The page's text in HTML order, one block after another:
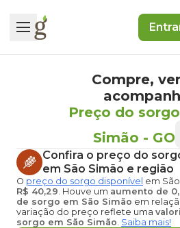
Compre,
Preço do
Simão - GO
Confira o preço do
em São Simão e região
O preço do sorgo disponível em
R$ 40,29. Houve um aumento de
de sorgo em São Simão em
variação do preço reflete uma
sorgo em São Simão. Saiba mais!